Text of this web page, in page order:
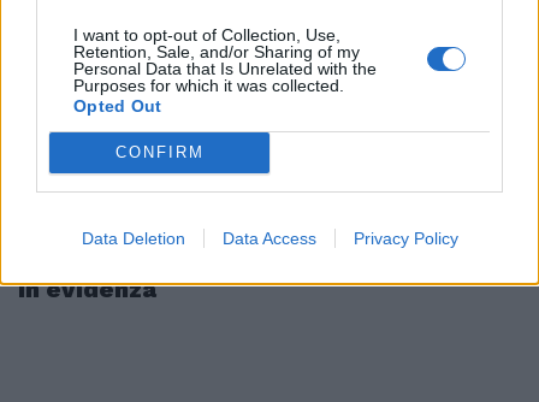
I want to opt-out of Collection, Use,
Retention, Sale, and/or Sharing of my
Personal Data that Is Unrelated with the
Purposes for which it was collected.
Opted Out
CONFIRM
Data Deletion Data Access Privacy Policy
In evidenza